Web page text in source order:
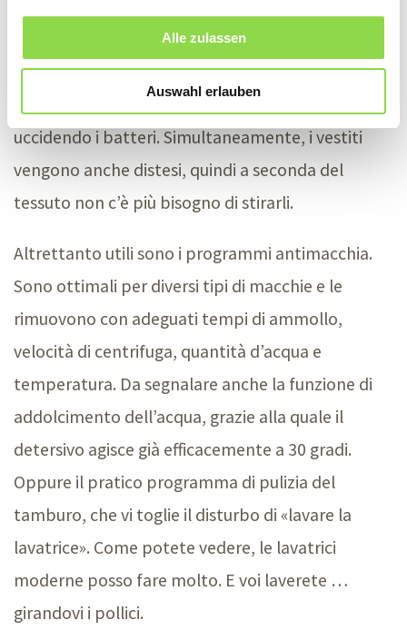
Alle zulassen
Auswahl erlauben
vapore: dà una rinfrescata ai capi poco sporchi
con il vapore che penetra in profondità nella
uccidendo i batteri. Simultaneamente, i vestiti
vengono anche distesi, quindi a seconda del
tessuto non c’è più bisogno di stirarli.
Altrettanto utili sono i programmi antimacchia.
Sono ottimali per diversi tipi di macchie e le
rimuovono con adeguati tempi di ammollo,
velocità di centrifuga, quantità d’acqua e
temperatura. Da segnalare anche la funzione di
addolcimento dell’acqua, grazie alla quale il
detersivo agisce già efficacemente a 30 gradi.
Oppure il pratico programma di pulizia del
tamburo, che vi toglie il disturbo di «lavare la
lavatrice». Come potete vedere, le lavatrici
moderne posso fare molto. E voi laverete …
girandovi i pollici.